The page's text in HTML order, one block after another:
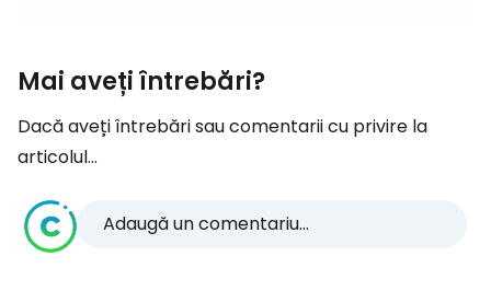
Mai aveți întrebări?
Dacă aveți întrebări sau comentarii cu privire la
articolul...
Adaugă un comentariu...